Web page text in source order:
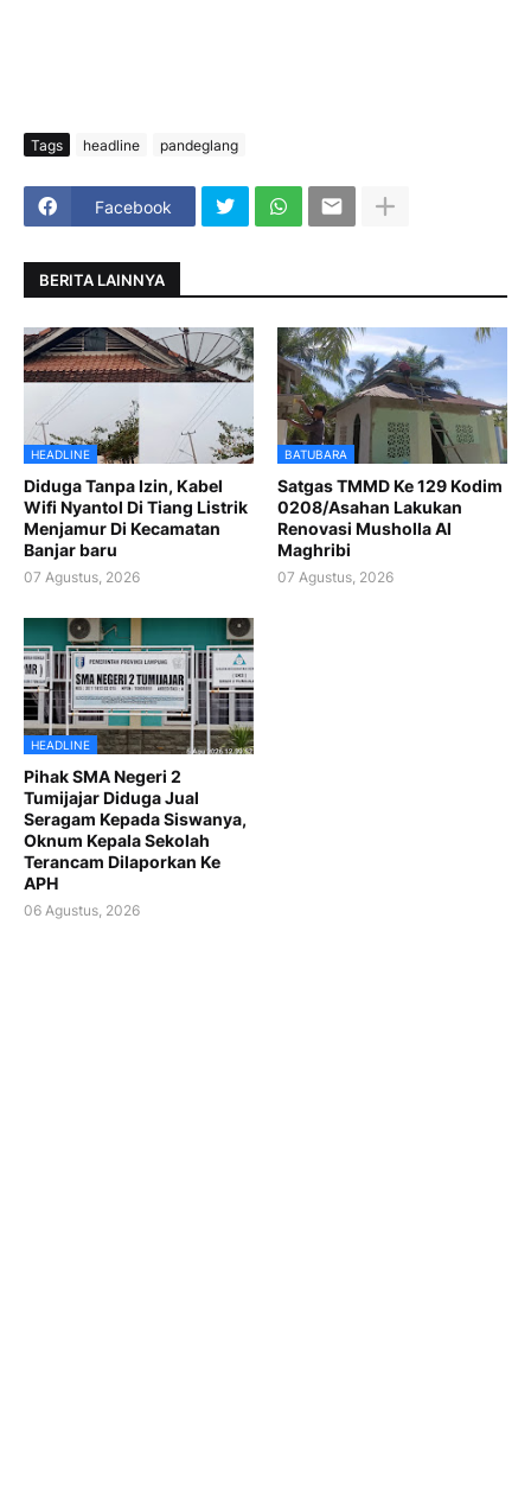
Tags headline pandeglang
Facebook
BERITA LAINNYA
HEADLINE
Diduga Tanpa Izin, Kabel
Wifi Nyantol Di Tiang Listrik
Menjamur Di Kecamatan
Banjar baru
07 Agustus, 2026
BATUBARA
Satgas TMMD Ke 129 Kodim
0208/Asahan Lakukan
Renovasi Musholla Al
Maghribi
07 Agustus, 2026
HEADLINE
Pihak SMA Negeri 2
Tumijajar Diduga Jual
Seragam Kepada Siswanya,
Oknum Kepala Sekolah
Terancam Dilaporkan Ke
APH
06 Agustus, 2026